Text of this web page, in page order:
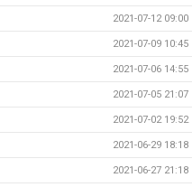
2021-07-12 09:00
2021-07-09 10:45
2021-07-06 14:55
2021-07-05 21:07
2021-07-02 19:52
2021-06-29 18:18
2021-06-27 21:18